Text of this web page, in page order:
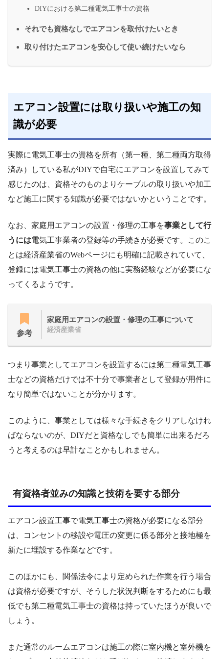
DIYにおける第二種電気工事士の資格
それでも資格なしでエアコンを取付けたいとき
取り付けたエアコンを安心して使い続けたいなら
エアコン設置には取り扱いや施工の知
識が必要
実際に電気工事士の資格を所有（第一種、第二種両方取得
済み）している私がDIYで自宅にエアコンを設置してみて
感じたのは、資格そのものよりケーブルの取り扱いや加工
など施工に関する知識が必要ではないかということです。
なお、家庭用エアコンの設置・修理の工事を事業として行
うには電気工事業者の登録等の手続きが必要です。このこ
とは経済産業省のWebページにも明確に記載されていて、
登録には電気工事士の資格の他に実務経験などが必要にな
ってくるようです。
参考
家庭用エアコンの設置・修理の工事について
経済産業省
つまり事業としてエアコンを設置するには第二種電気工事
士などの資格だけでは不十分で事業者として登録が用件に
なり簡単ではないことが分かります。
このように、事業としては様々な手続きをクリアしなけれ
ばならないのが、DIYだと資格なしでも簡単に出来るだろ
うと考えるのは早計なことかもしれません。
有資格者並みの知識と技術を要する部分
エアコン設置工事で電気工事士の資格が必要になる部分
は、コンセントの移設や電圧の変更に係る部分と接地極を
新たに埋設する作業などです。
このほかにも、関係法令により定められた作業を行う場合
は資格が必要ですが、そうした状況判断をするためにも最
低でも第二種電気工事士の資格は持っていたほうが良いで
しょう。
また通常のルームエアコンは施工の際に室内機と室外機を